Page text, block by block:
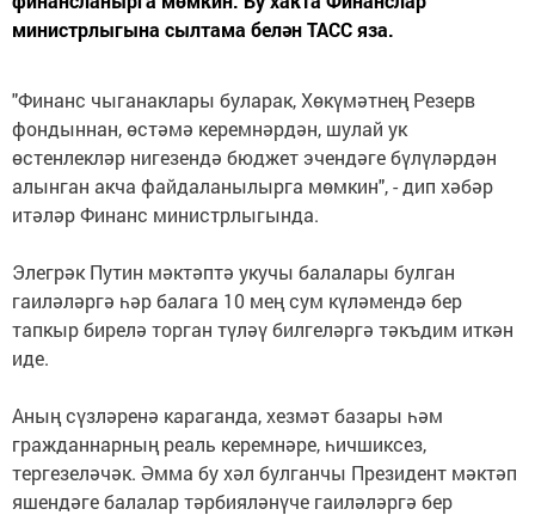
министрлыгына сылтама белән ТАСС яза.
"Финанс чыганаклары буларак, Хөкүмәтнең Резерв
фондыннан, өстәмә керемнәрдән, шулай ук
өстенлекләр нигезендә бюджет эчендәге бүлүләрдән
алынган акча файдаланылырга мөмкин", - дип хәбәр
итәләр Финанс министрлыгында.
Элегрәк Путин мәктәптә укучы балалары булган
гаиләләргә һәр балага 10 мең сум күләмендә бер
тапкыр бирелә торган түләү билгеләргә тәкъдим иткән
иде.
Аның сүзләренә караганда, хезмәт базары һәм
гражданнарның реаль керемнәре, һичшиксез,
тергезеләчәк. Әмма бу хәл булганчы Президент мәктәп
яшендәге балалар тәрбияләнүче гаиләләргә бер